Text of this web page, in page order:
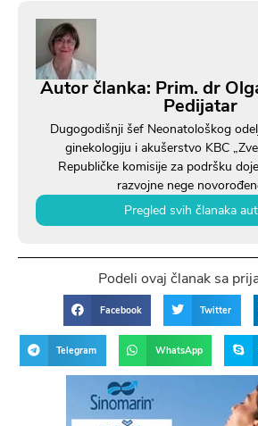
Autor članka: Prim. dr
Pedijatar
Dugogodišnji šef Neonatološkog
ginekologiju i akušerstvo KBC
Republičke komisije za podršku
razvojne nege
Pregled svih članaka
Podeli ovaj članak sa
Facebook Twitter
Telegram WhatsApp